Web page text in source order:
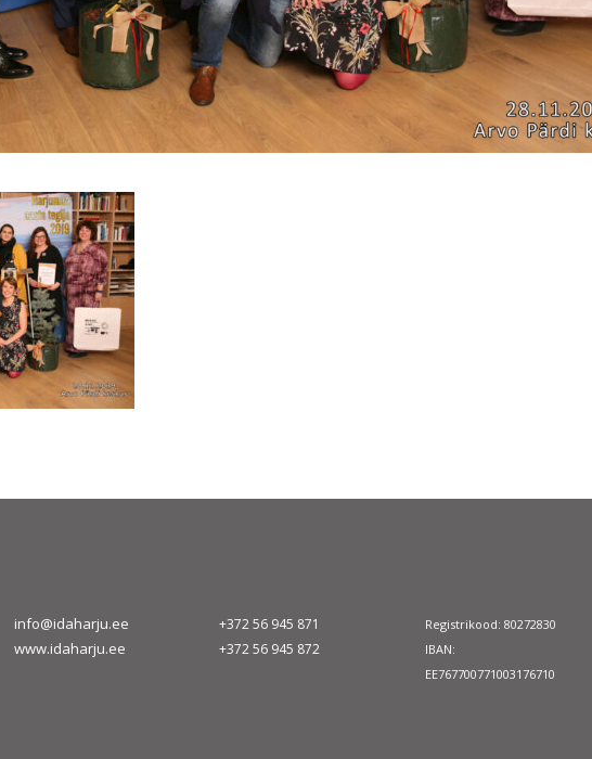
info@idaharju.ee
www.idaharju.ee
+372 56 945 871
+372 56 945 872
Registrikood: 80272830
IBAN:
EE767700771003176710